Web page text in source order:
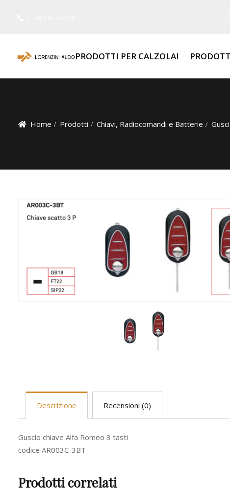
PRODOTTI PER CALZOLAI
Home Prodotti Chiavi, Radiocomandi e Batterie
Descrizione Recensioni (0)
Guscio chiave Alfa Romeo 3 tasti
codice AR003C-3BT
Prodotti correlati